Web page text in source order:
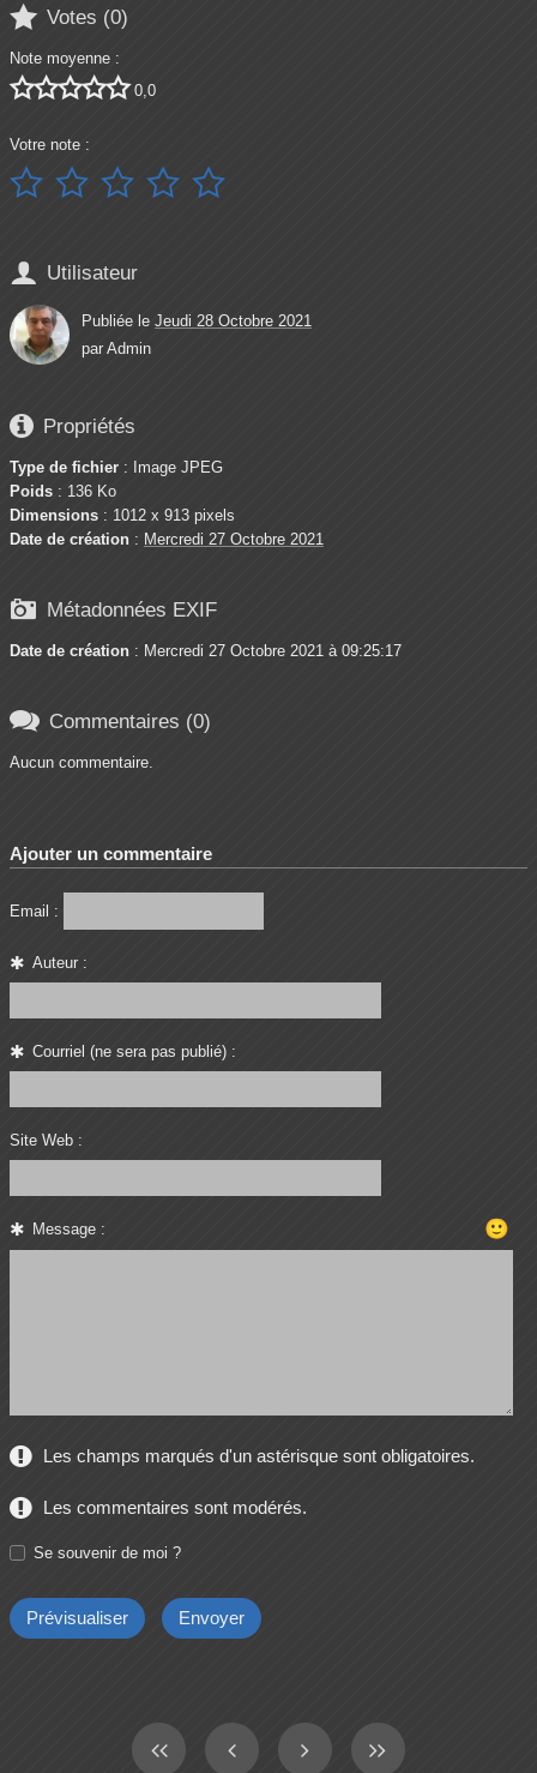
 Votes (0)
Note moyenne :
 0,0
Votre note :
    
 Utilisateur
Publiée le Jeudi 28 Octobre 2021
par Admin
 Propriétés
Type de fichier : Image JPEG
Poids : 136 Ko
Dimensions : 1012 x 913 pixels
Date de création : Mercredi 27 Octobre 2021
 Métadonnées EXIF
Date de création : Mercredi 27 Octobre 2021 à 09:25:17
 Commentaires (0)
Aucun commentaire.
Ajouter un commentaire
Email :
Auteur :
Courriel (ne sera pas publié) :
Site Web :
Message : 🙂
Les champs marqués d'un astérisque sont obligatoires.
Les commentaires sont modérés.
Se souvenir de moi ?